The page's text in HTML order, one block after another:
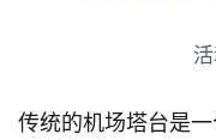
传统的机场塔台是